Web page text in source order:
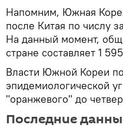
Напомним, Южная
после Китая по числу
На данный момент,
стране составляет 1
Власти Южной Кореи
эпидемиологической
"оранжевого" до
Последние